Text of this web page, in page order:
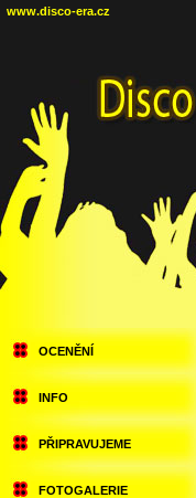
www.disco-era.cz
OCENĚNÍ
INFO
PŘIPRAVUJEME
FOTOGALERIE